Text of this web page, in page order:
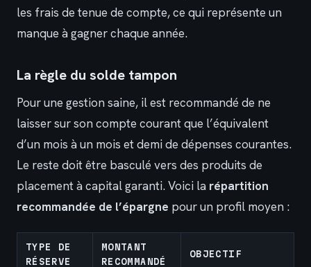
les frais de tenue de compte, ce qui représente un
manque à gagner chaque année.
La règle du solde tampon
Pour une gestion saine, il est recommandé de ne
laisser sur son compte courant que l’équivalent
d’un mois à un mois et demi de dépenses courantes.
Le reste doit être basculé vers des produits de
placement à capital garanti. Voici la répartition
recommandée de l’épargne pour un profil moyen :
TYPE DE
RÉSERVE
MONTANT
RECOMMANDÉ
OBJECTIF